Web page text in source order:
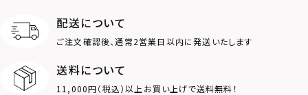
ダブルリング
配送について
ご注文確認後、通常2営業日以内に発送いたします
送料について
11,000円（税込）以上お買い上げで送料無料！